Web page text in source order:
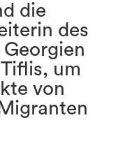
die
des
um
von